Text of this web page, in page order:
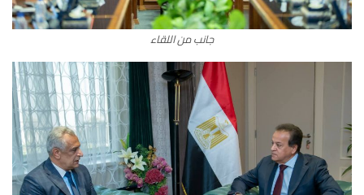
جانب من اللقاء